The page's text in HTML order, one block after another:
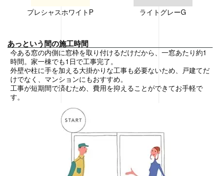
プレシャスホワイトP ライトグレーG
あっという間の施工時間
今ある窓の内側に窓枠を取り付けるだけだから、一窓あたり約1
時間。家一棟でも1日で工事完了。
外壁や柱に手を加える大掛かりな工事も必要ないため、戸建てだ
けでなく、マンションにもおすすめ。
工事が短期間で済むため、費用を抑えることができてお手軽で
す。